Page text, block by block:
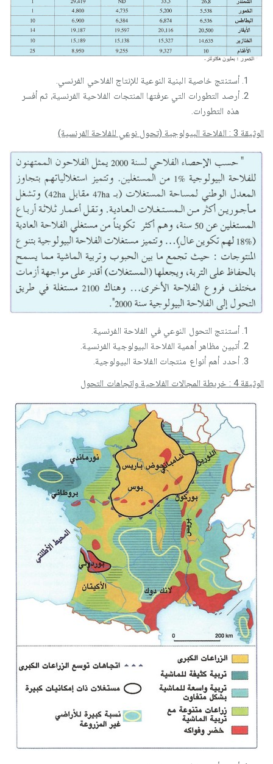
أستنتج خاصية البنية النوعية للإنتاج الفلاحي الفرنسي.
أرصد التطورات التي عرفتها المنتجات الفلاحية الفرنسية، ثم أفسر
هذه التطورات.
الوثيقة 3 : الفلاحة البيولوجية (تحول نوعي للفلاحة الفرنسية)
أستنتج التحول النوعي في الفلاحة الفرنسية.
أتبين مظاهر أهمية الفلاحة البيولوجية الفرنسية.
أحدد أهم أنواع منتجات الفلاحة البيولوجية.
الوثيقة 4 : خريطة المجالات الفلاحية واتجاهات التحول